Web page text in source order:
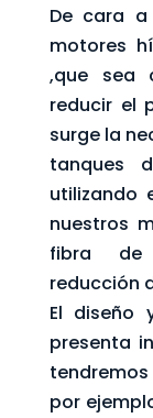
De cara a
motores
,que sea
reducir el
surge la
tanques
utilizando
nuestros
fibra de
reducción
El diseño
presenta
por